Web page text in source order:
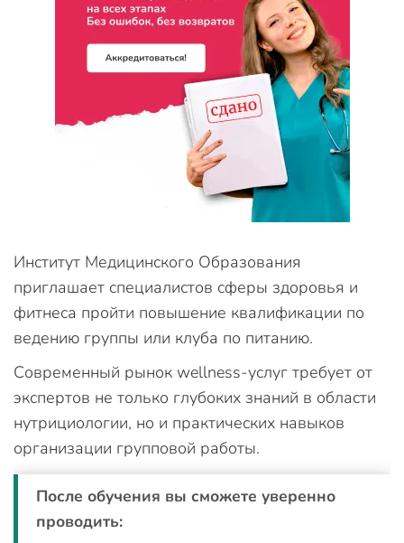
Институт Медицинского Образования
приглашает специалистов сферы здоровья и
фитнеса пройти повышение квалификации по
ведению группы или клуба по питанию.
Современный рынок wellness-услуг требует от
экспертов не только глубоких знаний в области
нутрициологии, но и практических навыков
организации групповой работы.
После обучения вы сможете уверенно
проводить: